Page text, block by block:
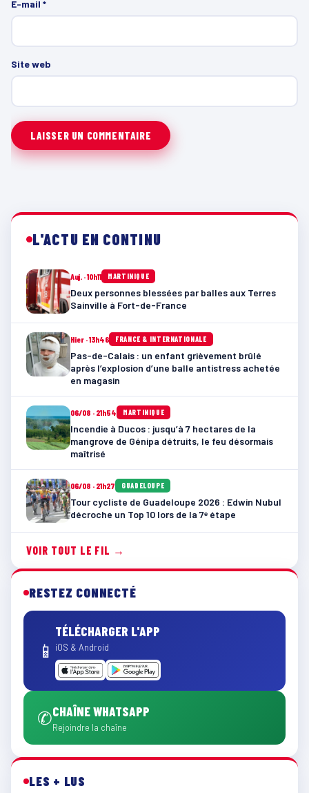
E-mail *
Site web
L'ACTU EN CONTINU
Auj. · 10h11 MARTINIQUE
Deux personnes blessées par balles aux Terres
Sainville à Fort-de-France
Hier · 13h46 FRANCE & INTERNATIONALE
Pas-de-Calais : un enfant grièvement brûlé
après l’explosion d’une balle antistress achetée
en magasin
06/08 · 21h54 MARTINIQUE
Incendie à Ducos : jusqu’à 7 hectares de la
mangrove de Génipa détruits, le feu désormais
maîtrisé
06/08 · 21h27 GUADELOUPE
Tour cycliste de Guadeloupe 2026 : Edwin Nubul
décroche un Top 10 lors de la 7ᵉ étape
VOIR TOUT LE FIL →
RESTEZ CONNECTÉ
📱
TÉLÉCHARGER L'APP
iOS & Android
✆CHAÎNE WHATSAPP
Rejoindre la chaîne
LES + LUS